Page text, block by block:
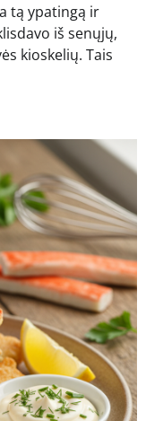
tą ypatingą ir
iš senųjų,
kioskelių. Tais